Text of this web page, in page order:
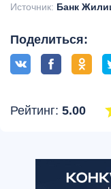
Источник: Банк
Поделиться:
Рейтинг: 5.00